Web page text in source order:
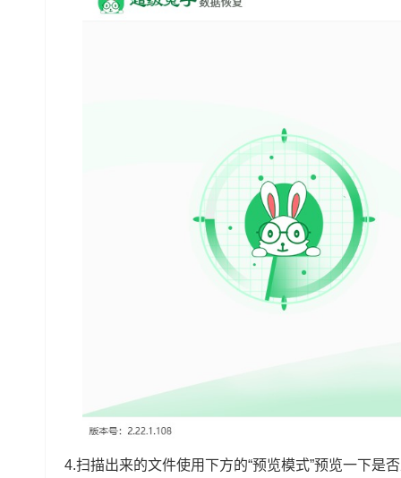
4.扫描出来的文件使用下方的“预览模式”预览一下是